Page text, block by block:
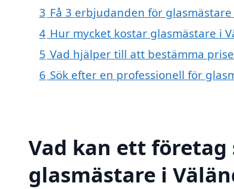
3 Få 3 erbjudanden för
4 Hur mycket kostar glasmästare i
5 Vad hjälper till att bestämma
6 Sök efter en professionell för
Vad kan ett företag
glasmästare i